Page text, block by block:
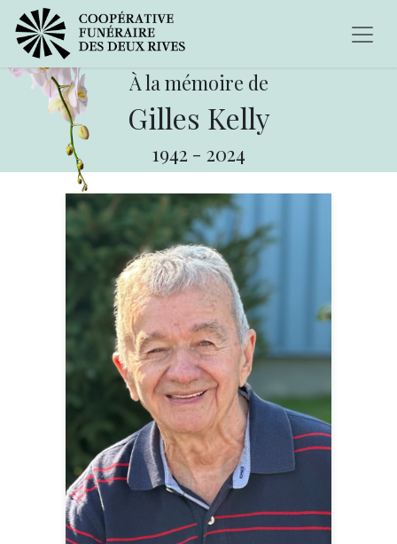
À la mémoire de
Gilles Kelly
1942 - 2024